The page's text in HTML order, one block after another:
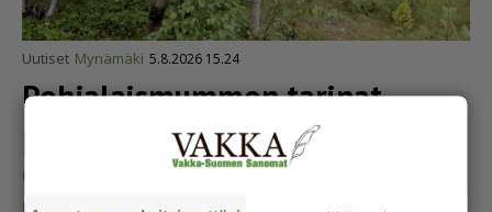
Uutiset Mynämäki 5.8.2026 15.24
Pohja­lais­mummon tarinat
pitävät hirvieläimet loitolla